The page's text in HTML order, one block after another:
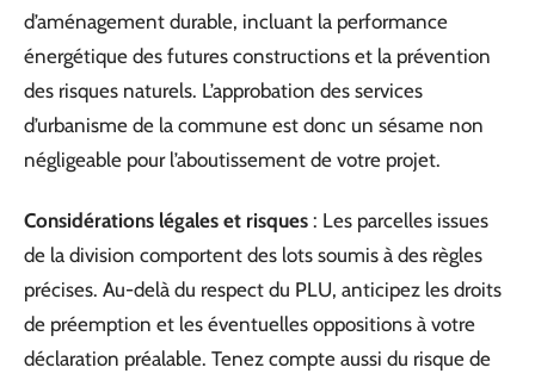
d’aménagement durable, incluant la performance
énergétique des futures constructions et la prévention
des risques naturels. L’approbation des services
d’urbanisme de la commune est donc un sésame non
négligeable pour l’aboutissement de votre projet.
Considérations légales et risques : Les parcelles issues
de la division comportent des lots soumis à des règles
précises. Au-delà du respect du PLU, anticipez les droits
de préemption et les éventuelles oppositions à votre
déclaration préalable. Tenez compte aussi du risque de